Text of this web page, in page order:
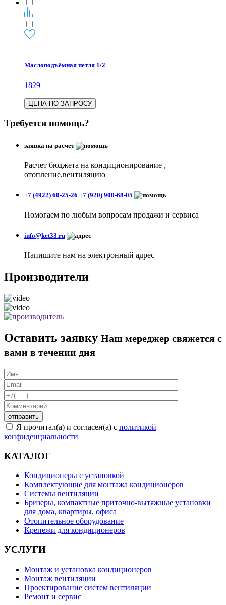
Маслоподъёмная петля 1/2
1829
ЦЕНА ПО ЗАПРОСУ
Требуется помощь?
заявка на расчет
Расчет бюджета на кондиционирование ,
отопление,вентиляцию
+7 (4922) 60-25-26 +7 (920) 900-68-05
Помогаем по любым вопросам продажи и сервиса
info@ket33.ru
Напишите нам на электронный адрес
Производители
Оставить заявку Наш мереджер свяжется с
вами в течении дня
Я прочитал(а) и согласен(а) с политикой
конфиденциальности
КАТАЛОГ
Кондиционеры с установкой
Комплектующие для монтажа кондиционеров
Системы вентиляции
Бризеры, компактные приточно-вытяжные установки
для дома, квартиры, офиса
Отопительное оборудование
Крепежи для кондиционеров
УСЛУГИ
Монтаж и установка кондиционеров
Монтаж вентиляции
Проектирование систем вентиляции
Ремонт и сервис